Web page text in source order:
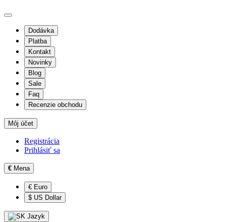
Dodávka
Platba
Kontakt
Novinky
Blog
Sale
Faq
Recenzie obchodu
Môj účet
Registrácia
Prihlásiť sa
€ Mena
€ Euro
$ US Dollar
Jazyk